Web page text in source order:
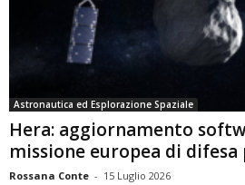
Astronautica ed Esplorazione Spaziale
Hera: aggiornamento
missione europea di difesa
Rossana Conte - 15 Luglio 2026